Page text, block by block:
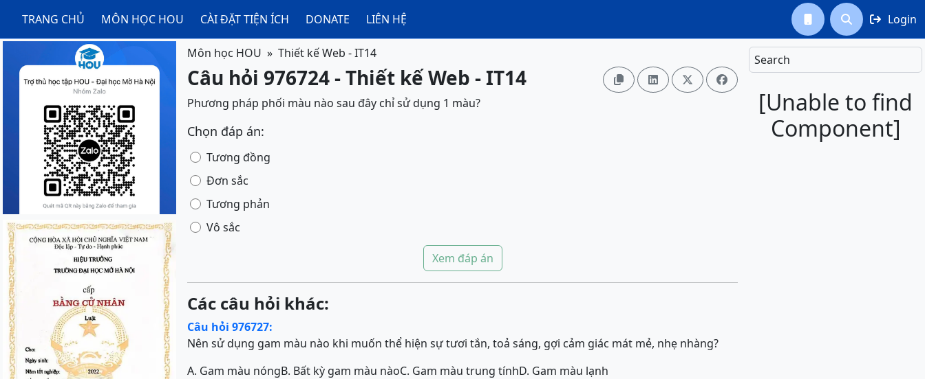
TRANG CHỦ MÔN HỌC HOU CÀI ĐẶT TIỆN ÍCH DONATE LIÊN HỆ   Login
Search
[Unable to find
Component]
Môn học HOU Thiết kế Web - IT14
Câu hỏi 976724 - Thiết kế Web - IT14    
Phương pháp phối màu nào sau đây chỉ sử dụng 1 màu?
Chọn đáp án:
Tương đồng
Đơn sắc
Tương phản
Vô sắc
Xem đáp án
Các câu hỏi khác:
Câu hỏi 976727:
Nên sử dụng gam màu nào khi muốn thể hiện sự tươi tắn, toả sáng, gợi cảm giác mát mẻ, nhẹ nhàng?
A. Gam màu nóngB. Bất kỳ gam màu nàoC. Gam màu trung tínhD. Gam màu lạnh